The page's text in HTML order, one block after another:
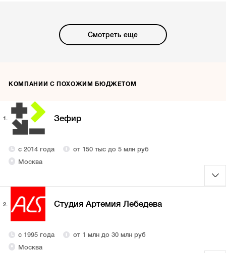
Смотреть еще
КОМПАНИИ С ПОХОЖИМ БЮДЖЕТОМ
1. Зефир
с 2014 года
от 150 тыс до 5 млн руб
Москва
2. Студия Артемия Лебедева
с 1995 года
от 1 млн до 30 млн руб
Москва